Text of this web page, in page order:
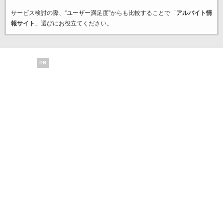
サービス検討の際、“ユーザー満足度”からも比較することで「 アルバイト情
報サイト 」選びにお役立てください。
PR